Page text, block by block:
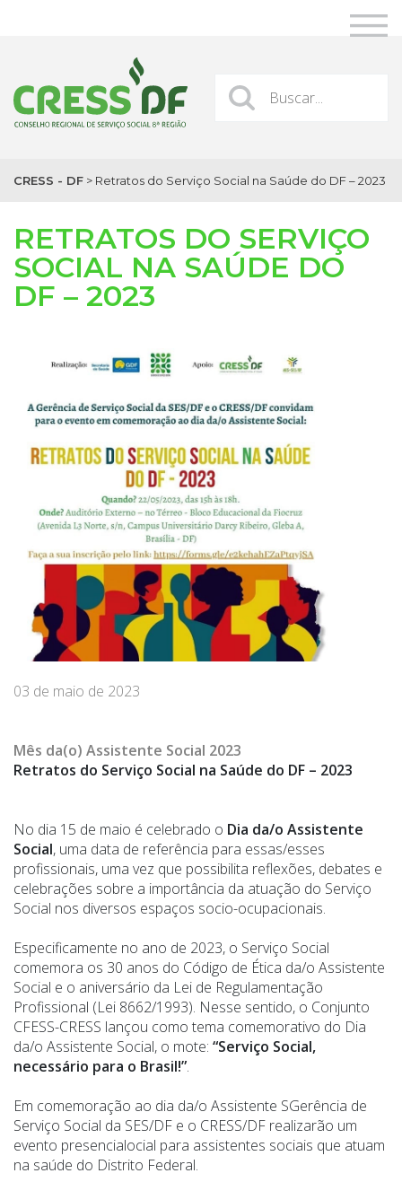
CRESS - DF > Retratos do Serviço Social na Saúde do DF – 2023
RETRATOS DO SERVIÇO
SOCIAL NA SAÚDE DO
DF – 2023
03 de maio de 2023
Mês da(o) Assistente Social 2023
Retratos do Serviço Social na Saúde do DF – 2023
No dia 15 de maio é celebrado o Dia da/o Assistente
Social, uma data de referência para essas/esses
profissionais, uma vez que possibilita reflexões, debates e
celebrações sobre a importância da atuação do Serviço
Social nos diversos espaços socio-ocupacionais.
Especificamente no ano de 2023, o Serviço Social
comemora os 30 anos do Código de Ética da/o Assistente
Social e o aniversário da Lei de Regulamentação
Profissional (Lei 8662/1993). Nesse sentido, o Conjunto
CFESS-CRESS lançou como tema comemorativo do Dia
da/o Assistente Social, o mote: “Serviço Social,
necessário para o Brasil!”.
Em comemoração ao dia da/o Assistente SGerência de
Serviço Social da SES/DF e o CRESS/DF realizarão um
evento presencialocial para assistentes sociais que atuam
na saúde do Distrito Federal.